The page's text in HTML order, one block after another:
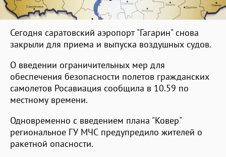
Сегодня саратовский аэропорт "Гагарин" снова
закрыли для приема и выпуска воздушных судов.
О введении ограничительных мер для
обеспечения безопасности полетов гражданских
самолетов Росавиация сообщила в 10.59 по
местному времени.
Одновременно с введением плана "Ковер"
региональное ГУ МЧС предупредило жителей о
ракетной опасности.